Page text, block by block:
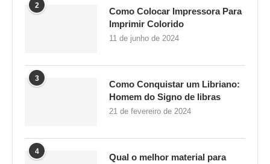
2
Como Colocar Impressora Para
Imprimir Colorido
11 de junho de 2024
3
Como Conquistar um Libriano:
Homem do Signo de libras
21 de fevereiro de 2024
4
Qual o melhor material para